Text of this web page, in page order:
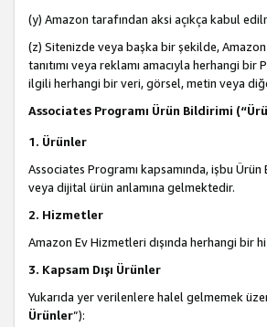
(y) Amazon tarafından aksi açıkça kabul
(z) Sitenizde veya başka bir şekilde,
tanıtımı veya reklamı amacıyla herhangi
ilgili herhangi bir veri, görsel, metin veya
Associates Programı Ürün Bildirimi
1. Ürünler
Associates Programı kapsamında, işbu
veya dijital ürün anlamına gelmektedir.
2. Hizmetler
Amazon Ev Hizmetleri dışında herhangi bir
3. Kapsam Dışı Ürünler
Yukarıda yer verilenlere halel gelmemek
Ürünler”):